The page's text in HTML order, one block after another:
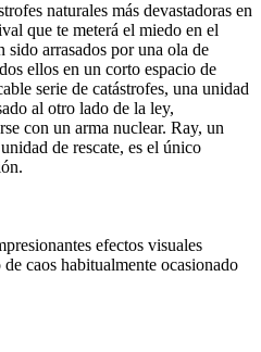
naturales más devastadoras en
que te meterá el miedo en el
arrasados por una ola de
ellos en un corto espacio de
serie de catástrofes, una unidad
al otro lado de la ley,
con un arma nuclear. Ray, un
de rescate, es el único
efectos visuales
caos habitualmente ocasionado